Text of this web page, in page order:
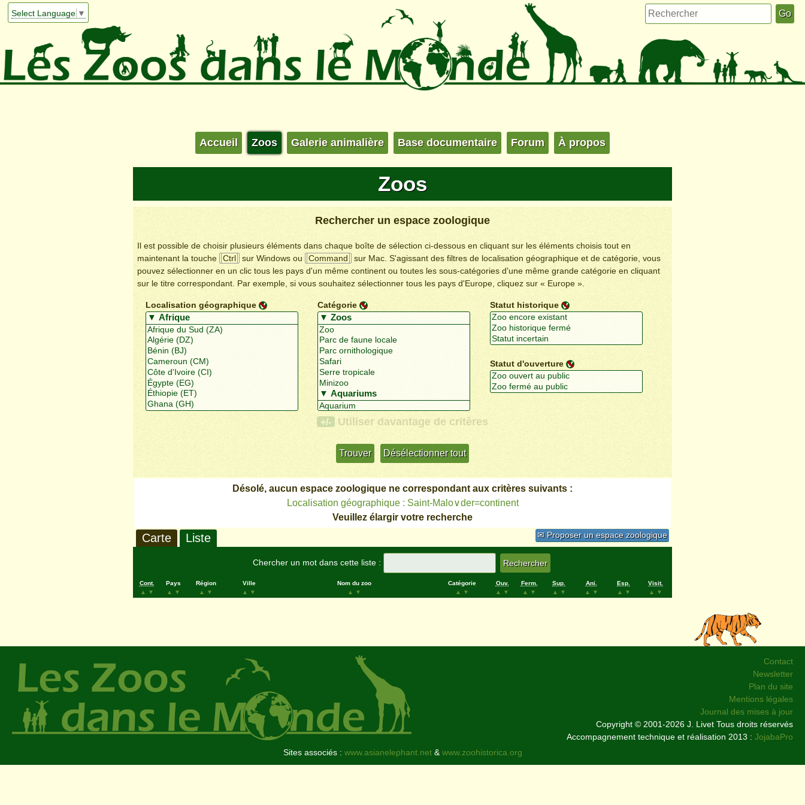
Select Language ▼
Accueil Zoos Galerie animalière Base documentaire Forum À propos
Zoos
Rechercher un espace zoologique
Il est possible de choisir plusieurs éléments dans chaque boîte de sélection ci-dessous en cliquant sur les éléments choisis tout en
maintenant la touche
Ctrl sur Windows ou Command
sur Mac. S'agissant des filtres de localisation géographique et de catégorie, vous
pouvez sélectionner en un clic tous les pays d'un même continent ou toutes les sous-catégories d'une même grande catégorie en cliquant
sur le titre correspondant. Par exemple, si vous souhaitez sélectionner tous les pays d'Europe, cliquez sur « Europe ».
Localisation géographique Catégorie Statut historique
Statut d'ouverture
+/- Utiliser davantage de critères
Désolé, aucun espace zoologique ne correspondant aux critères suivants :
Localisation géographique : Saint-Malo∨der=continent
Veuillez élargir votre recherche
✉ Proposer un espace zoologique
Carte Liste
Chercher un mot dans cette liste :
Cont.
▲
▼
Pays
▲
▼
Région
▲
▼
Ville
▲
▼
Nom du zoo
▲
▼
Catégorie
▲
▼
Ouv.
▲
▼
Ferm.
▲
▼
Sup.
▲
▼
Ani.
▲
▼
Esp.
▲
▼
Visit.
▲
▼
Contact
Newsletter
Plan du site
Mentions légales
Journal des mises à jour
Copyright © 2001-2026 J. Livet Tous droits réservés
Accompagnement technique et réalisation 2013 : JojabaPro
Sites associés : www.asianelephant.net&www.zoohistorica.org